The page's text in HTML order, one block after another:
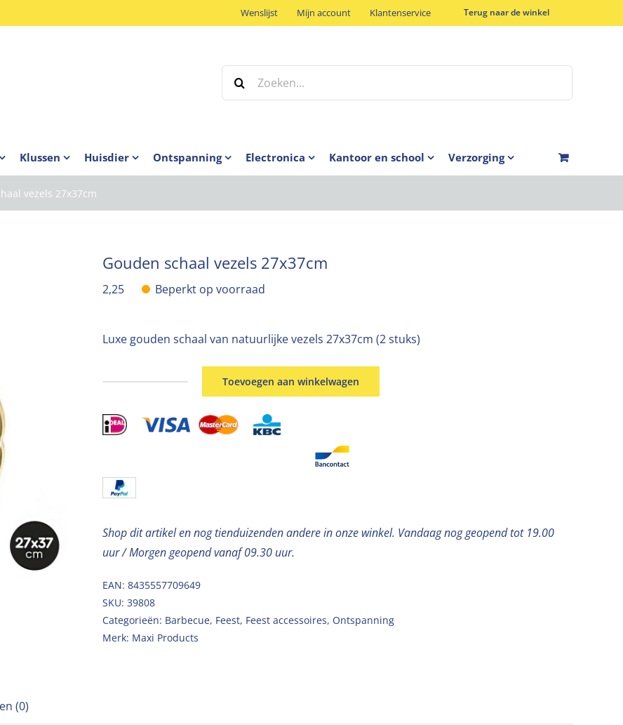
Wenslijst Mijn account Klantenservice Terug naar de winkel
Zoeken
naar:
Klussen Huisdier Ontspanning Electronica Kantoor en school Verzorging
vezels 27x37cm
Gouden schaal vezels 27x37cm
2,25 Beperkt op voorraad
Luxe gouden schaal van natuurlijke vezels 27x37cm (2 stuks)
vezels
Toevoegen aan winkelwagen
Shop dit artikel en nog tienduizenden andere in onze winkel. Vandaag nog geopend tot 19.00
uur / Morgen geopend vanaf 09.30 uur.
EAN: 8435557709649
SKU: 39808
Categorieën: Barbecue, Feest, Feest accessoires, Ontspanning
Merk: Maxi Products
(0)